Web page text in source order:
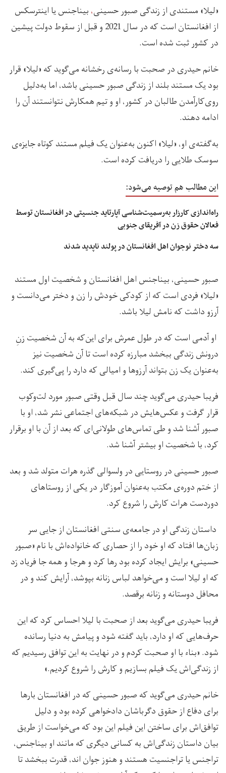
«لیلا» مستندی از زندگی صبور حسینی،بیناجنس یا اینترسکس
از افغانستان است که در سال 2021 و قبل از سقوط دولت پیشین
در کشور ثبت شده است.
خانم حیدری در صحبت با رسانه‌ی رخشانه می‌گوید که «لیلا» قرار
بود یک مستند بلند از زندگی صبور حسینی باشد، اما به‌دلیل
روی‌کارآمدن طالبان در کشور، او و تیم همکارش نتوانستند آن را
ادامه دهند.
به‌گفته‌ی او، «لیلا» اکنون به‌عنوان یک فیلم مستند کوتاه جایزه‌ی
سوسک طلایی را دریافت کرده است.
این مطالب هم توصیه می‌شود:
راه‌اندازی کارزار به‌رسمیت‌شناسی آپارتاید جنسیتی در افغانستان توسط
فعالان حقوق زن در آفریقای جنوبی
سه دختر نوجوان اهل افغانستان در پولند ناپدید شدند
صبور حسینی، بیناجنس اهل افغانستان و شخصیت اول مستند
«لیلا» فردی است که از کودکی خودش را زن و دختر می‌دانست و
آرزو داشت که نامش لیلا باشد.
او آدمی است که در طول عمرش برای این‌که به آن شخصیت زنِ
درونش زندگی ببخشد مبارزه کرده است تا آن شخصیت نیز
به‌عنوان یک زن بتواند آرزوها و امیالی که دارد را پی‌گیری کند.
فریبا حیدری می‌گوید چند سال قبل وقتی صبور مورد لت‌وکوب
قرار گرفت و عکس‌هایش در شبکه‌های اجتماعی نشر شد، او با
صبور آشنا شد و طی تماس‌های طولانی‌ای که بعد از آن با او برقرار
کرد، با شخصیت او بیشتر آشنا شد.
صبور حسینی در روستایی در ولسوالی گذره هرات متولد شد و بعد
از ختم دوره‌ی مکتب به‌عنوان آموزگار در یکی از روستاهای
دوردست هرات کارش را شروع کرد.
داستان زندگی او در جامعه‌ی سنتی افغانستان از جایی سر
زبان‌ها افتاد که او خود را از حصاری که خانواده‌اش با نام «صبور
حسینی» برایش ایجاد کرده بود رها کرد و هرجا و همه جا فریاد زد
که او لیلا است و می‌خواهد لباس زنانه بپوشد، آرایش کند و در
محافل دوستانه و زنانه برقصد.
فریبا حیدری می‌گوید بعد از صحبت با لیلا احساس کرد که این
حرف‌هایی که او دارد، باید گفته شود و پیامش به دنیا رسانده
شود. «بناء با او صحبت کردم و در نهایت به این توافق رسیدیم که
از زندگی‌اش یک فیلم بسازیم و کارش را شروع کردیم.»
خانم حیدری می‌گوید که صبور حسینی که در افغانستان بارها
برای دفاع از حقوق دگرباشان دادخواهی کرده بود و دلیل
توافق‌اش برای ساختن این فیلم این بود که می‌خواست از طریق
بیان داستان زندگی‌اش به کسانی دیگری که مانند او بیناجنس،
تراجنس یا تراجنسیت هستند و هنوز جوان اند، قدرت ببخشد تا